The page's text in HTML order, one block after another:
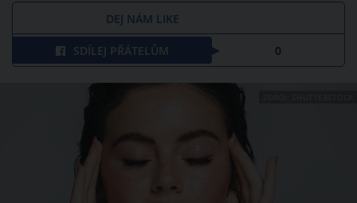
DEJ NÁM LIKE
SDÍLEJ PŘÁTELŮM 0